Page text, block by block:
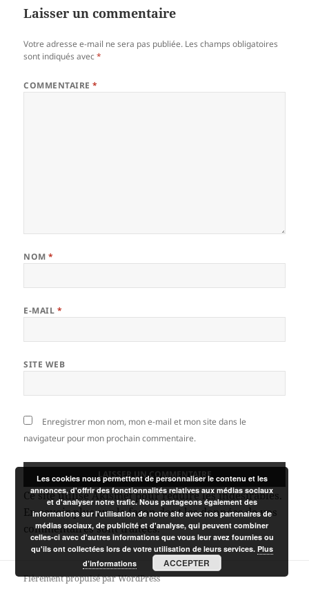
Laisser un commentaire
Votre adresse e-mail ne sera pas publiée. Les champs obligatoires
sont indiqués avec*
COMMENTAIRE*
NOM*
E-MAIL *
SITE WEB
Enregistrer mon nom, mon e-mail et mon site dans le
navigateur pour mon prochain commentaire.
Ce site utilise Akismet pour réduire les indésirables.
En savoir plus sur la façon dont les données de vos
commentaires sont traitées.
Fièrement propulsé par WordPress
Les cookies nous permettent de personnaliser le contenu et les
annonces, d'offrir des fonctionnalités relatives aux médias sociaux
et d'analyser notre trafic. Nous partageons également des
informations sur l'utilisation de notre site avec nos partenaires de
médias sociaux, de publicité et d'analyse, qui peuvent combiner
celles-ci avec d'autres informations que vous leur avez fournies ou
qu'ils ont collectées lors de votre utilisation de leurs services. Plus
d’informations
ACCEPTER